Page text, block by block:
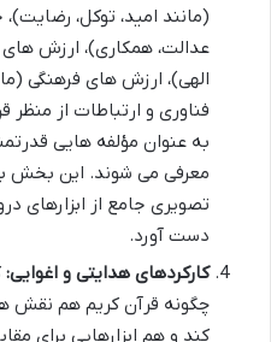
(مانند امید، توکل،
عدالت، همکاری)، ارزش
الهی)، ارزش های فرهنگی
فناوری و ارتباطات از منظر
به عنوان مؤلفه هایی
معرفی می شوند. این بخش
تصویری جامع از ابزارهای
دست آورد.
کارکردهای هدایتی و اغوایی:
چگونه قرآن کریم هم نقش
کند و هم ابزارهایی برای